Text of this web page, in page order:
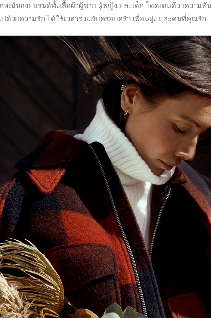
ษณ์ของแบรนด์ทั้งเสื้อผ้าผู้ชาย ผู้หญิง และเด็ก โดดเด่นด้วยความ
ด้วยความรัก ได้ใช้เวลาร่วมกับครอบครัว เพื่อนฝูง และคนที่คุณรัก